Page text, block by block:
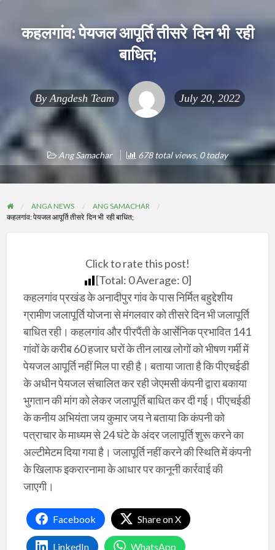
कहलगांव: पेयजल आपूर्ति तीसरे दिन भी रही
बाधित;
By Angdesh Team July 20, 2022
Ang Samachar 678 total views, 0 today
ANGA NEWS
ANG SAMACHAR
कहलगांव: पेयजल आपूर्ति तीसरे दिन भी रही बाधित;
Click to rate this post!
[Total: 0Average: 0]
कहलगांव प्रखंड के अनादीपुर गांव के पास निर्मित बहुद्देशीय
ग्रामीण जलापूर्ति योजना से मंगलवार को तीसरे दिन भी जलापूर्ति
बाधित रही। कहलगांव और पीरपैंती के आर्सेनिक प्रभावित 141
गांवों के करीब 60 हजार घरों के तीन लाख लोगों को भीषण गर्मी में
पेयजल आपूर्ति नहीं मिल पा रही है। बताया जाता है कि पीएचईडी
के अधीन पेयजल संचालित कर रही जेएमसी कंपनी द्वारा बकाया
भुगतान की मांग को लेकर जलापूर्ति बाधित कर दी गई। पीएचईडी
के कनीय अभियंता जय कुमार जय ने बताया कि कंपनी को
पत्राचार के माध्यम से 24 घंटे के अंदर जलापूर्ति शुरू करने का
अल्टीमेटम दिया गया है। जलापूर्ति नहीं करने की स्थिति में कंपनी
के खिलाफ इकरारनामा के आधार पर कानूनी कार्रवाई की
जाएगी।
Facebook Share on X
LinkedIn WhatsApp